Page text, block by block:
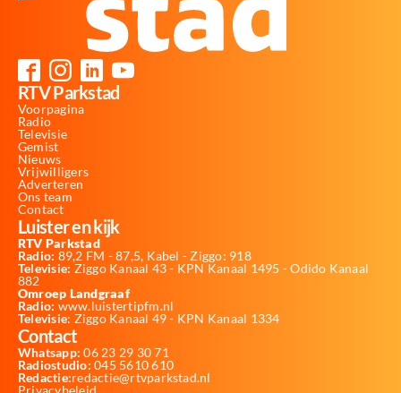
RTV Parkstad
Voorpagina
Radio
Televisie
Gemist
Nieuws
Vrijwilligers
Adverteren
Ons team
Contact
Luister en kijk
RTV Parkstad
Radio: 89,2 FM - 87,5, Kabel - Ziggo: 918
Televisie: Ziggo Kanaal 43 - KPN Kanaal 1495 - Odido Kanaal
882
Omroep Landgraaf
Radio: www.luistertipfm.nl
Televisie: Ziggo Kanaal 49 - KPN Kanaal 1334
Contact
Whatsapp: 06 23 29 30 71
Radiostudio: 045 5610 610
Redactie:redactie@rtvparkstad.nl
Privacybeleid